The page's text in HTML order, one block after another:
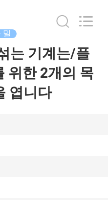
밀
는 기계는/플
위한 2개의 목
엽니다